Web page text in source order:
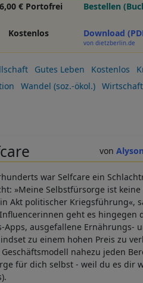
€ Portofrei Bestellen
Kostenlos Download
von dietzberlin.de
Gutes Leben Kostenlos
Wandel (soz.-ökol.)
Wirtschaft
war Selfcare ein
»Meine Selbstfürsorge ist
Akt politischer Kriegsführung«,
geht es hingegen
Apps, ausgefallene Ernährungs-
zu einem hohen Preis zu
nahezu jeden
für dich selbst - weil du es dir